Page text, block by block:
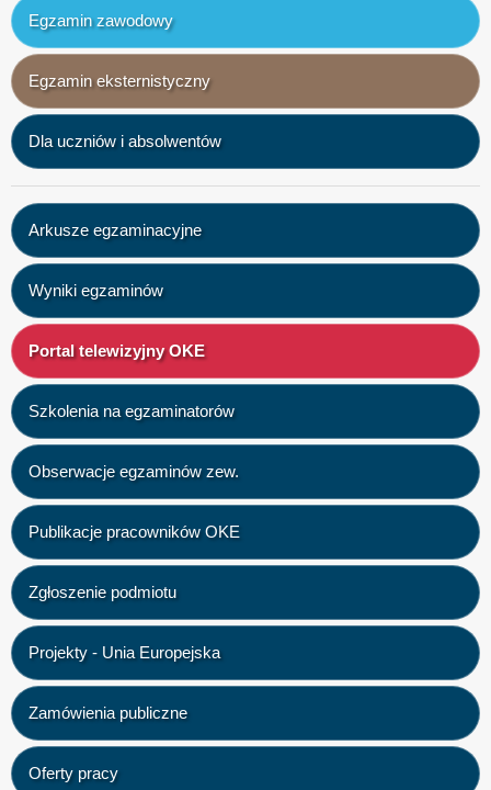
Egzamin zawodowy
Egzamin eksternistyczny
Dla uczniów i absolwentów
Arkusze egzaminacyjne
Wyniki egzaminów
Portal telewizyjny OKE
Szkolenia na egzaminatorów
Obserwacje egzaminów zew.
Publikacje pracowników OKE
Zgłoszenie podmiotu
Projekty - Unia Europejska
Zamówienia publiczne
Oferty pracy